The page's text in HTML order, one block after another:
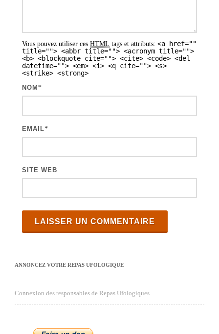
Vous pouvez utiliser ces HTML tags et attributs: <a href=""
title=""> <abbr title=""> <acronym title="">
<b> <blockquote cite=""> <cite> <code> <del
datetime=""> <em> <i> <q cite=""> <s>
<strike> <strong>
NOM *
EMAIL*
SITE WEB
ANNONCEZ VOTRE REPAS UFOLOGIQUE
Connexion des responsables de Repas Ufologiques